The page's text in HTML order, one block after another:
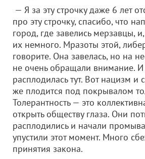
— Я за эту строчку даже 6 лет
про эту строчку, спасибо, что
город, где завелись мерзавцы,
их немного. Мразоты этой,
говорите. Она завелась, но на
не очень обращали внимание.
расплодилась тут. Вот нацизм и
же плодится под покрывалом
Толерантность — это
открыть обществу глаза. Они
расплодились и начали
упустили этот момент. Много
принятия закона.